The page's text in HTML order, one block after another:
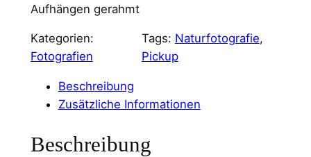
Aufhängen gerahmt
Kategorien:
Fotografien
Tags: Naturfotografie
Pickup
Beschreibung
Zusätzliche Informationen
Beschreibung